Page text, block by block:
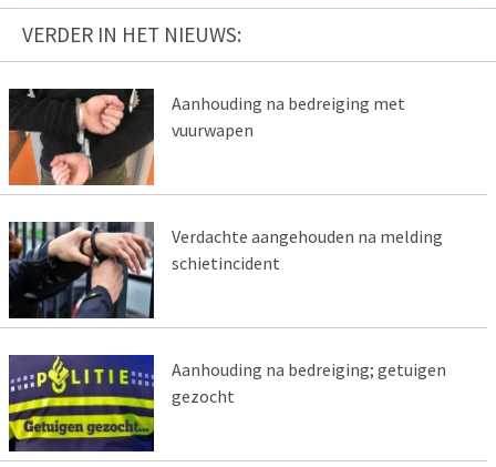
VERDER IN HET NIEUWS:
Aanhouding na bedreiging met
vuurwapen
Verdachte aangehouden na melding
schietincident
Aanhouding na bedreiging; getuigen
gezocht